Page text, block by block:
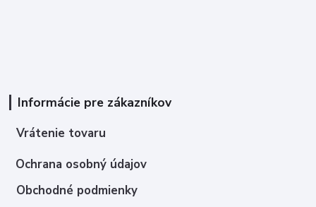
Informácie pre zákazníkov
Vrátenie tovaru
Ochrana osobný údajov
Obchodné podmienky